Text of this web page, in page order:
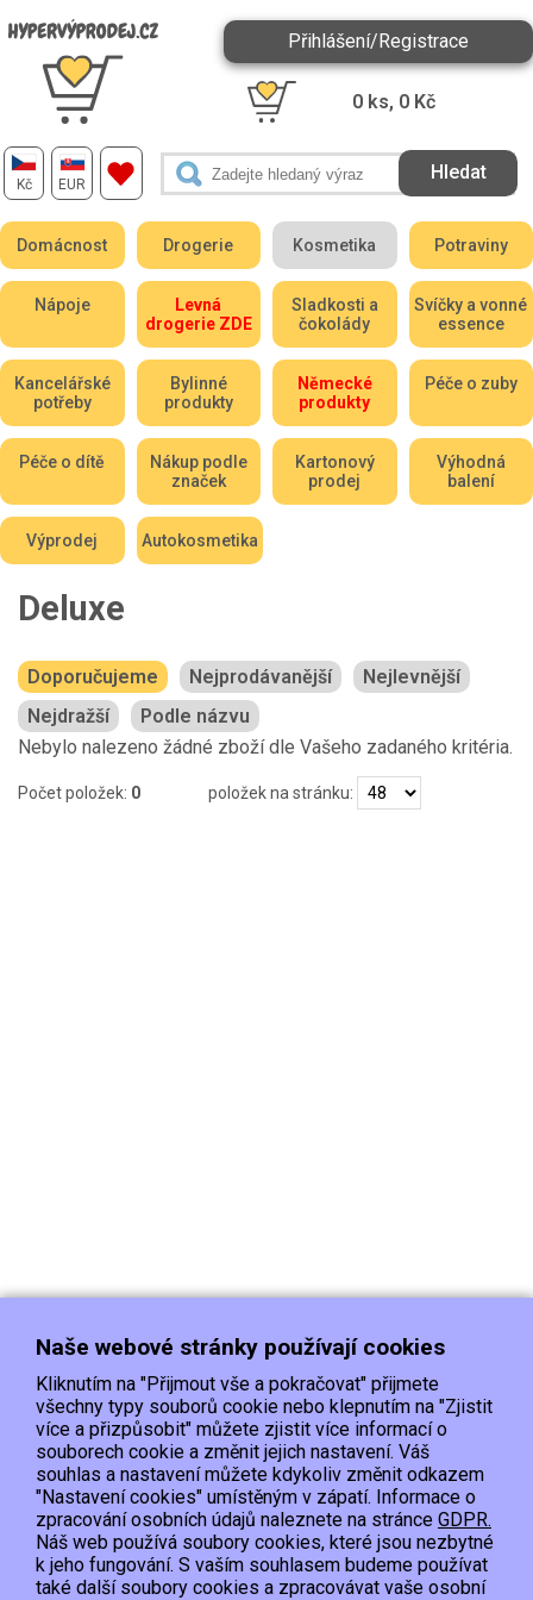
Kč EUR
Přihlášení/Registrace
0 ks, 0 Kč
Domácnost Drogerie Kosmetika Potraviny
Nápoje
Levná
drogerie ZDE
Sladkosti a
čokolády
Svíčky a vonné
essence
Kancelářské
potřeby
Bylinné
produkty
Německé
produkty
Péče o zuby
Péče o dítě
Nákup podle
značek
Kartonový
prodej
Výhodná
balení
Výprodej Autokosmetika
Deluxe
Doporučujeme Nejprodávanější
Nejlevnější
Nejdražší
Podle názvu
Nebylo nalezeno žádné zboží dle Vašeho zadaného kritéria.
Počet položek: 0 položek na stránku:
Doprava Platba
Kontakt/Reklamace
Obchodní podmínky
Ochrana os.údajů
EET :Podle zákona o evidenci tržeb je prodávající povinen vystavit kupujícímu
Naše webové stránky používají cookies
Kliknutím na "Přijmout vše a pokračovat" přijmete
všechny typy souborů cookie nebo klepnutím na "Zjistit
více a přizpůsobit" můžete zjistit více informací o
souborech cookie a změnit jejich nastavení. Váš
souhlas a nastavení můžete kdykoliv změnit odkazem
"Nastavení cookies" umístěným v zápatí. Informace o
zpracování osobních údajů naleznete na stránce GDPR.
Náš web používá soubory cookies, které jsou nezbytné
k jeho fungování. S vaším souhlasem budeme používat
také další soubory cookies a zpracovávat vaše osobní